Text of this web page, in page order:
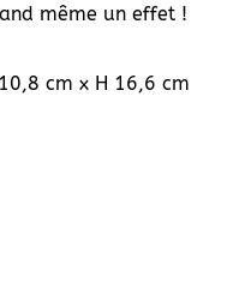
même un effet !
cm x H 16,6 cm